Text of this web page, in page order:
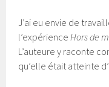
J’ai eu envie de
l’expérience Hors de
L’auteure y raconte
qu’elle était atteinte